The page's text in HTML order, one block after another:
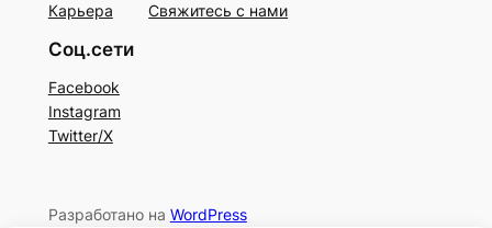
Карьера
Свяжитесь с нами
Соц.сети
Facebook
Instagram
Twitter/X
Разработано на WordPress